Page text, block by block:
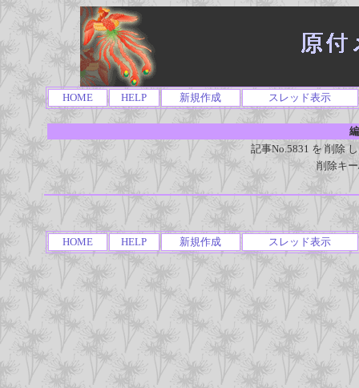
HOME HELP 新規作成 スレッド表示
記事No.5831 を 削除
削除キ
HOME HELP 新規作成 スレッド表示